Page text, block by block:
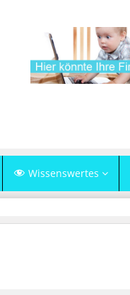
Wissenswertes